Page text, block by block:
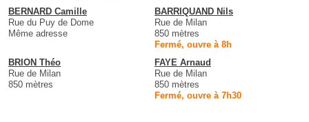
BERNARD Camille
Rue du Puy de Dome
Même adresse
BARRIQUAND Nils
Rue de Milan
850 mètres
Fermé, ouvre à 8h
BRION Théo
Rue de Milan
850 mètres
FAYE Arnaud
Rue de Milan
850 mètres
Fermé, ouvre à 7h30